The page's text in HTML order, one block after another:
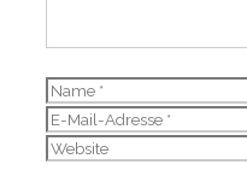
Name
E-
Mail-
Website